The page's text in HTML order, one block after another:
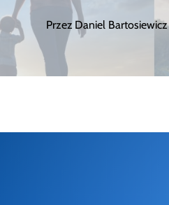
Przez Daniel Bartosiewicz